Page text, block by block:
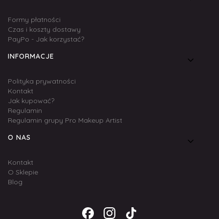
Formy płatności
Czas i koszty dostawy
PayPo - Jak korzystać?
INFORMACJE
Polityka prywatności
Kontakt
Jak kupować?
Regulamin
Regulamin grupy Pro Makeup Artist
O NAS
Kontakt
O Sklepie
Blog